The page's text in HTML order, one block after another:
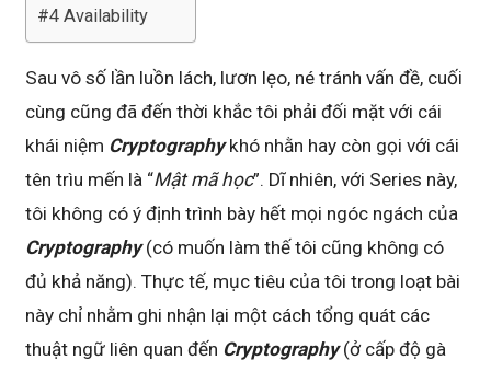
#4 Availability
Sau vô số lần luồn lách, lươn lẹo, né tránh vấn đề, cuối
cùng cũng đã đến thời khắc tôi phải đối mặt với cái
khái niệm Cryptographykhó nhằn hay còn gọi với cái
tên trìu mến là “Mật mã học”. Dĩ nhiên, với Series này,
tôi không có ý định trình bày hết mọi ngóc ngách của
Cryptography(có muốn làm thế tôi cũng không có
đủ khả năng). Thực tế, mục tiêu của tôi trong loạt bài
này chỉ nhằm ghi nhận lại một cách tổng quát các
thuật ngữ liên quan đến Cryptography(ở cấp độ gà